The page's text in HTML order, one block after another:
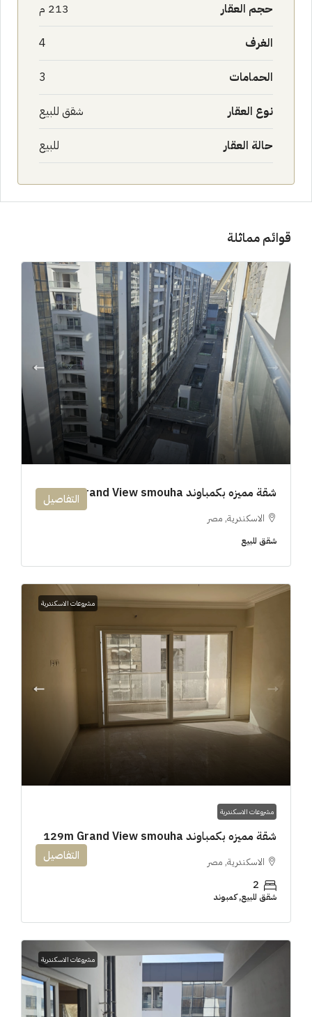
حجم العقار 213 م
الغرف 4
الحمامات 3
نوع العقار شقق للبيع
حالة العقار للبيع
قوائم مماثلة
شقة مميزه بكمباوند 194m Grand View smouha
الاسكندرية, مصر
شقق للبيع
التفاصيل
مشروعات الاسكندرية
مشروعات الاسكندرية
شقة مميزه بكمباوند 129m Grand View smouha
الاسكندرية, مصر
2
شقق للبيع, كمبوند
التفاصيل
مشروعات الاسكندرية